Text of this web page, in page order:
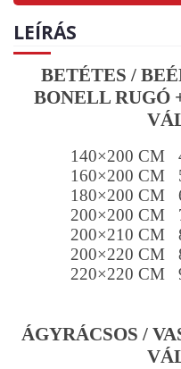
LEÍRÁS
BETÉTES /
BONELL RUGÓ
140×200 CM
160×200 CM
180×200 CM
200×200 CM
200×210 CM
200×220 CM
220×220 CM
ÁGYRÁCSOS /